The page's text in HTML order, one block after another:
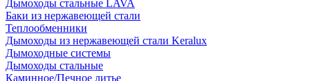
Дымоходы стальные LAVA
Баки из нержавеющей стали
Теплообменники
Дымоходы из нержавеющей стали Keralux
Дымоходные системы
Дымоходы стальные
Каминное/Печное литье